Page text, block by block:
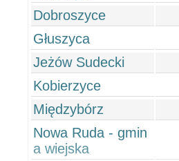
Dobroszyce
Głuszyca
Jeżów Sudecki
Kobierzyce
Międzybórz
Nowa Ruda - gmin
a wiejska